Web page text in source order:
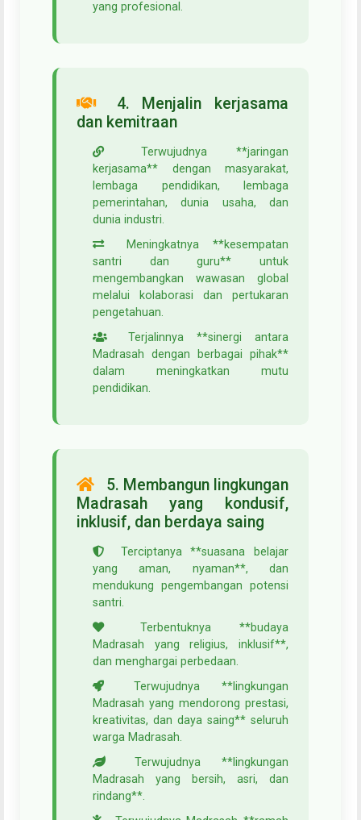
yang profesional.
4. Menjalin kerjasama
dan kemitraan
Terwujudnya **jaringan
kerjasama** dengan masyarakat,
lembaga pendidikan, lembaga
pemerintahan, dunia usaha, dan
dunia industri.
Meningkatnya **kesempatan
santri dan guru** untuk
mengembangkan wawasan global
melalui kolaborasi dan pertukaran
pengetahuan.
Terjalinnya **sinergi antara
Madrasah dengan berbagai pihak**
dalam meningkatkan mutu
pendidikan.
5. Membangun lingkungan
Madrasah yang kondusif,
inklusif, dan berdaya saing
Terciptanya **suasana belajar
yang aman, nyaman**, dan
mendukung pengembangan potensi
santri.
Terbentuknya **budaya
Madrasah yang religius, inklusif**,
dan menghargai perbedaan.
Terwujudnya **lingkungan
Madrasah yang mendorong prestasi,
kreativitas, dan daya saing** seluruh
warga Madrasah.
Terwujudnya **lingkungan
Madrasah yang bersih, asri, dan
rindang**.